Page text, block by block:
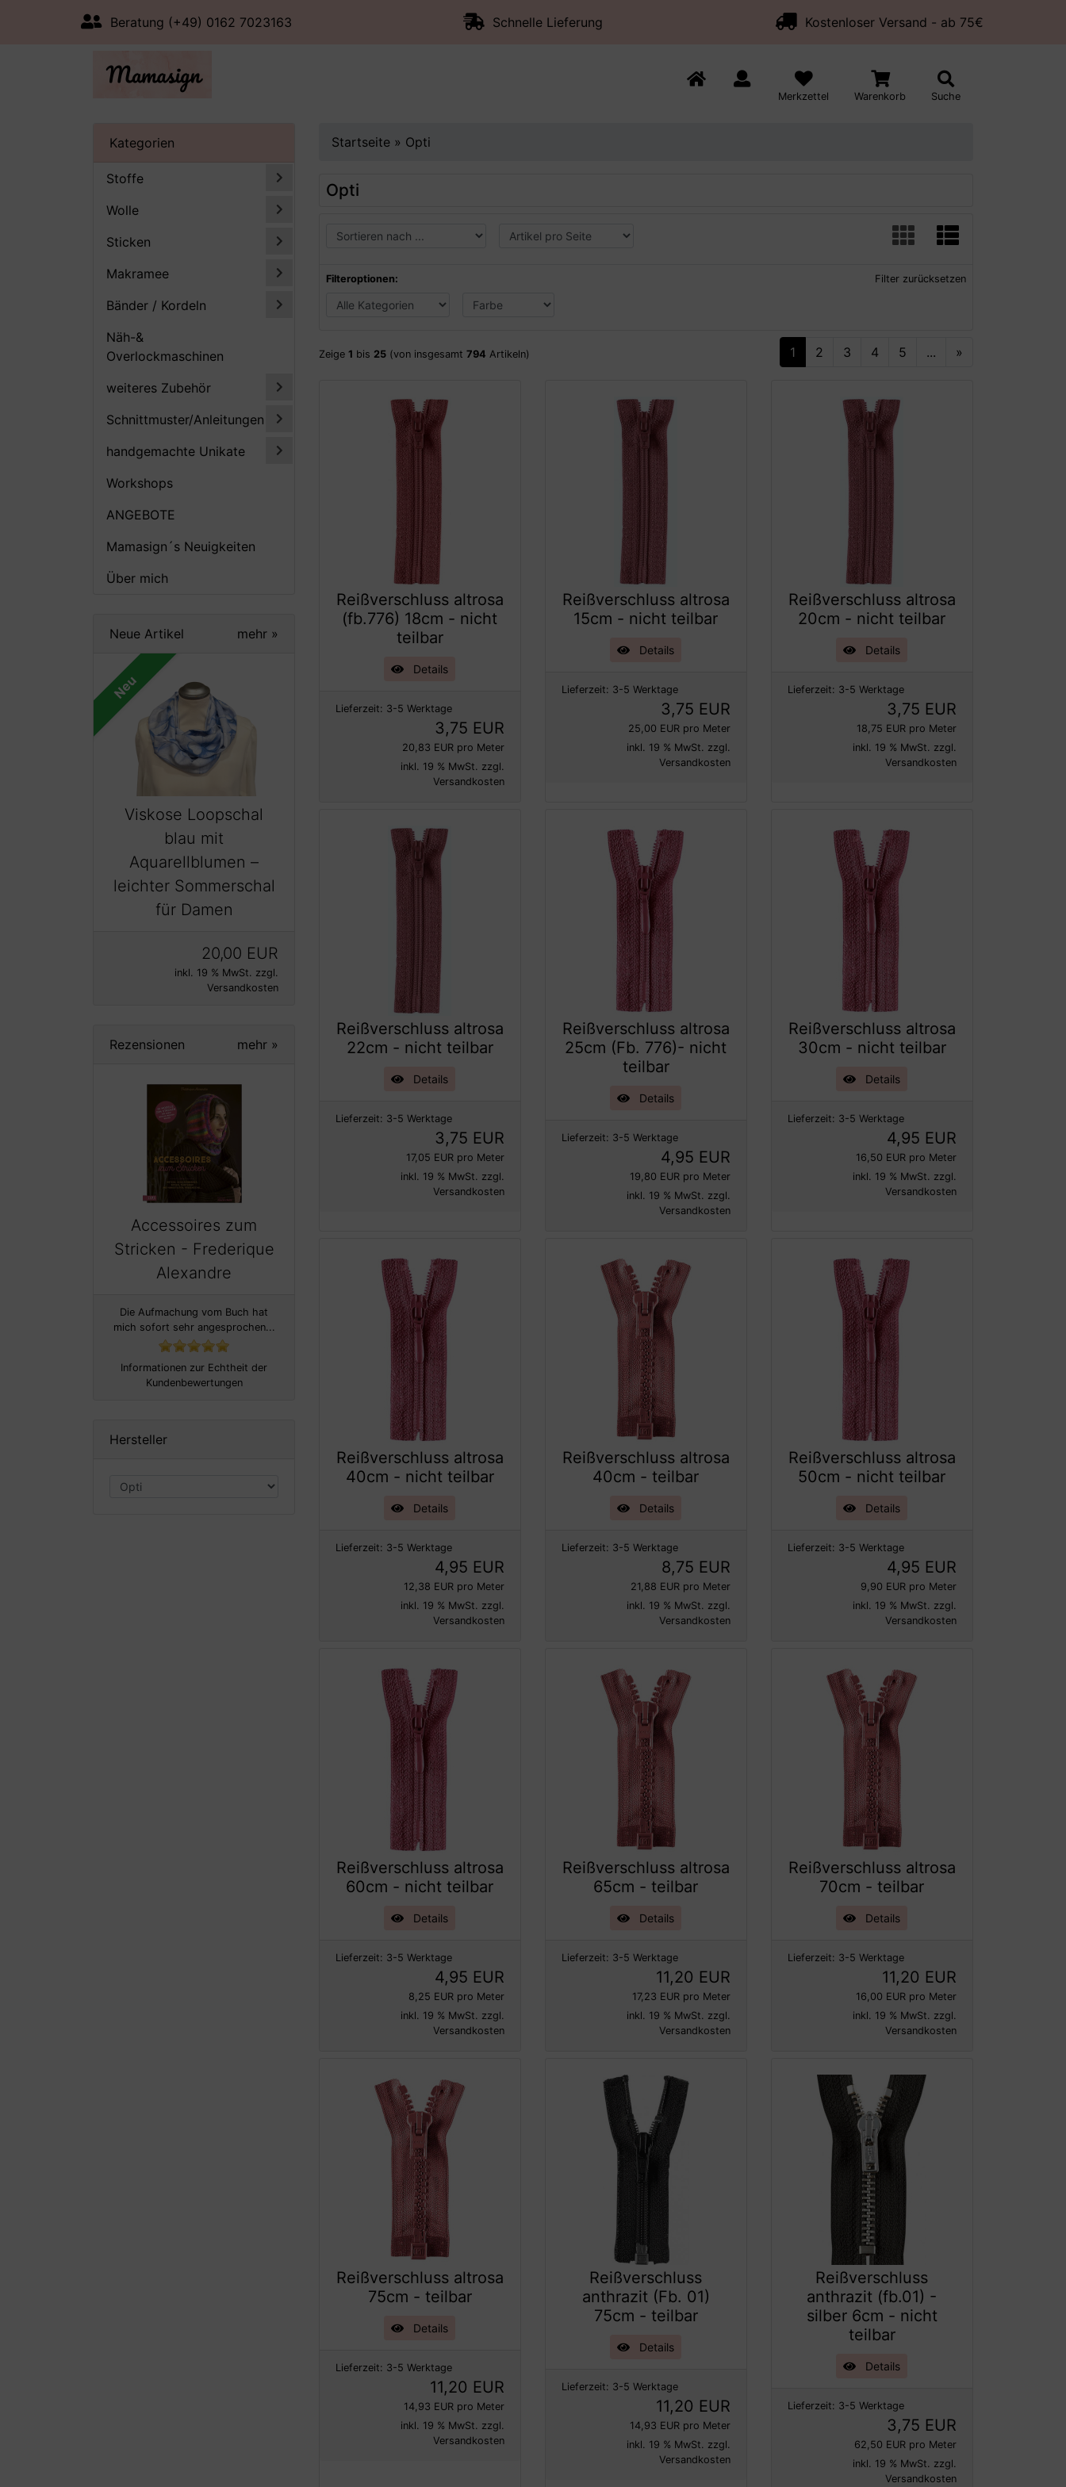
Beratung (+49) 0162 7023163 Schnelle Lieferung Kostenloser Versand - ab 75€
Merkzettel Warenkorb Suche
Kategorien
Stoffe
Wolle
Sticken
Makramee
Bänder / Kordeln
Näh-&
Overlockmaschinen
weiteres Zubehör
Schnittmuster/Anleitungen
handgemachte Unikate
Workshops
ANGEBOTE
Mamasign´s Neuigkeiten
Über mich
Neue Artikel mehr »
Neu
Viskose Loopschal
blau mit
Aquarellblumen –
leichter Sommerschal
für Damen
20,00 EUR
inkl. 19 % MwSt. zzgl.
Versandkosten
Rezensionen mehr »
Accessoires zum
Stricken - Frederique
Alexandre
Die Aufmachung vom Buch hat
mich sofort sehr angesprochen...
Informationen zur Echtheit der
Kundenbewertungen
Hersteller
Startseite » Opti
Opti
Filteroptionen: Filter zurücksetzen
Zeige 1 bis 25 (von insgesamt 794 Artikeln) 1 2 3 4 5 ... »
Reißverschluss altrosa
(fb.776) 18cm - nicht
teilbar
Details
Lieferzeit: 3-5 Werktage
3,75 EUR
20,83 EUR pro Meter
inkl. 19 % MwSt. zzgl.
Versandkosten
Reißverschluss altrosa
15cm - nicht teilbar
Details
Lieferzeit: 3-5 Werktage
3,75 EUR
25,00 EUR pro Meter
inkl. 19 % MwSt. zzgl.
Versandkosten
Reißverschluss altrosa
20cm - nicht teilbar
Details
Lieferzeit: 3-5 Werktage
3,75 EUR
18,75 EUR pro Meter
inkl. 19 % MwSt. zzgl.
Versandkosten
Reißverschluss altrosa
22cm - nicht teilbar
Details
Lieferzeit: 3-5 Werktage
3,75 EUR
17,05 EUR pro Meter
inkl. 19 % MwSt. zzgl.
Versandkosten
Reißverschluss altrosa
25cm (Fb. 776)- nicht
teilbar
Details
Lieferzeit: 3-5 Werktage
4,95 EUR
19,80 EUR pro Meter
inkl. 19 % MwSt. zzgl.
Versandkosten
Reißverschluss altrosa
30cm - nicht teilbar
Details
Lieferzeit: 3-5 Werktage
4,95 EUR
16,50 EUR pro Meter
inkl. 19 % MwSt. zzgl.
Versandkosten
Reißverschluss altrosa
40cm - nicht teilbar
Details
Lieferzeit: 3-5 Werktage
4,95 EUR
12,38 EUR pro Meter
inkl. 19 % MwSt. zzgl.
Versandkosten
Reißverschluss altrosa
40cm - teilbar
Details
Lieferzeit: 3-5 Werktage
8,75 EUR
21,88 EUR pro Meter
inkl. 19 % MwSt. zzgl.
Versandkosten
Reißverschluss altrosa
50cm - nicht teilbar
Details
Lieferzeit: 3-5 Werktage
4,95 EUR
9,90 EUR pro Meter
inkl. 19 % MwSt. zzgl.
Versandkosten
Reißverschluss altrosa
60cm - nicht teilbar
Details
Lieferzeit: 3-5 Werktage
4,95 EUR
8,25 EUR pro Meter
inkl. 19 % MwSt. zzgl.
Versandkosten
Reißverschluss altrosa
65cm - teilbar
Details
Lieferzeit: 3-5 Werktage
11,20 EUR
17,23 EUR pro Meter
inkl. 19 % MwSt. zzgl.
Versandkosten
Reißverschluss altrosa
70cm - teilbar
Details
Lieferzeit: 3-5 Werktage
11,20 EUR
16,00 EUR pro Meter
inkl. 19 % MwSt. zzgl.
Versandkosten
Reißverschluss altrosa
75cm - teilbar
Details
Lieferzeit: 3-5 Werktage
11,20 EUR
14,93 EUR pro Meter
inkl. 19 % MwSt. zzgl.
Versandkosten
Reißverschluss
anthrazit (Fb. 01)
75cm - teilbar
Details
Lieferzeit: 3-5 Werktage
11,20 EUR
14,93 EUR pro Meter
inkl. 19 % MwSt. zzgl.
Versandkosten
Reißverschluss
anthrazit (fb.01) -
silber 6cm - nicht
teilbar
Details
Lieferzeit: 3-5 Werktage
3,75 EUR
62,50 EUR pro Meter
inkl. 19 % MwSt. zzgl.
Versandkosten